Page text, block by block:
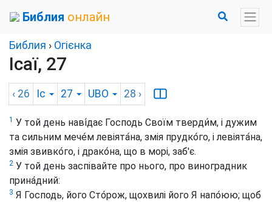
Библия онлайн
Библия › Огієнка
Ісаї, 27
‹ 26 Іс 27 UBO 28 ›
1 У той день наві́дає Господь Своїм тверди́м, і дужим
та сильним мече́м левіята́на, змія прудко́го, і левіята́на,
змія звивко́го, і драко́на, що в морі, заб'є.
2 У той день заспівайте про нього, про виноградник
прина́дний:
3 Я Господь, його Сто́рож, щохвилі його Я напо́юю; щоб